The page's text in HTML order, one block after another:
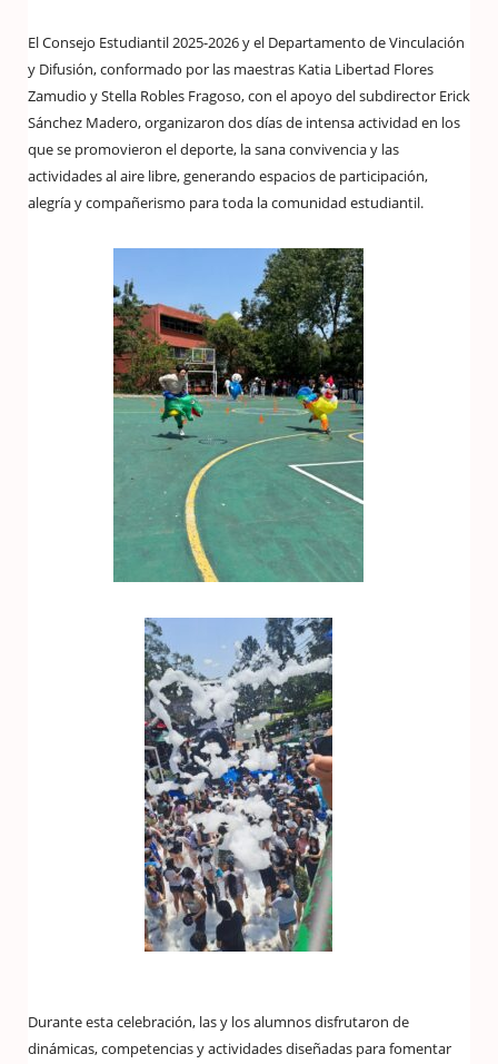
El Consejo Estudiantil 2025-2026 y el Departamento de Vinculación
y Difusión, conformado por las maestras Katia Libertad Flores
Zamudio y Stella Robles Fragoso, con el apoyo del subdirector Erick
Sánchez Madero, organizaron dos días de intensa actividad en los
que se promovieron el deporte, la sana convivencia y las
actividades al aire libre, generando espacios de participación,
alegría y compañerismo para toda la comunidad estudiantil.
Durante esta celebración, las y los alumnos disfrutaron de
dinámicas, competencias y actividades diseñadas para fomentar